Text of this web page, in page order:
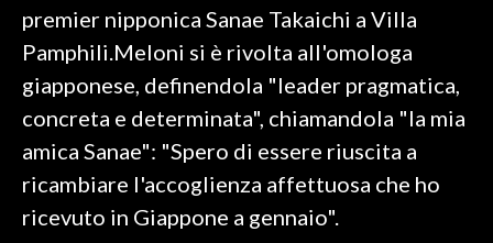
TENNIS
ALTRI SPORT
SPETTACOLI
GOSSIP
premier nipponica Sanae Takaichi a Villa
Pamphili.Meloni si è rivolta all'omologa
giapponese, definendola "leader pragmatica,
concreta e determinata", chiamandola "la mia
amica Sanae": "Spero di essere riuscita a
ricambiare l'accoglienza affettuosa che ho
ricevuto in Giappone a gennaio".